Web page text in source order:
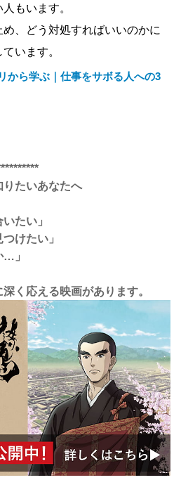
もいます。
、どう対処すればいいのかに
います。
から学ぶ｜仕事をサボる人への3
りたいあなたへ
たい」
けたい」
…」
く応える映画があります。